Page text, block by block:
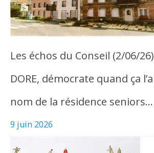
Les échos du Conseil (2/06/
DORE, démocrate quand ça
nom de la résidence seniors…
9 juin 2026